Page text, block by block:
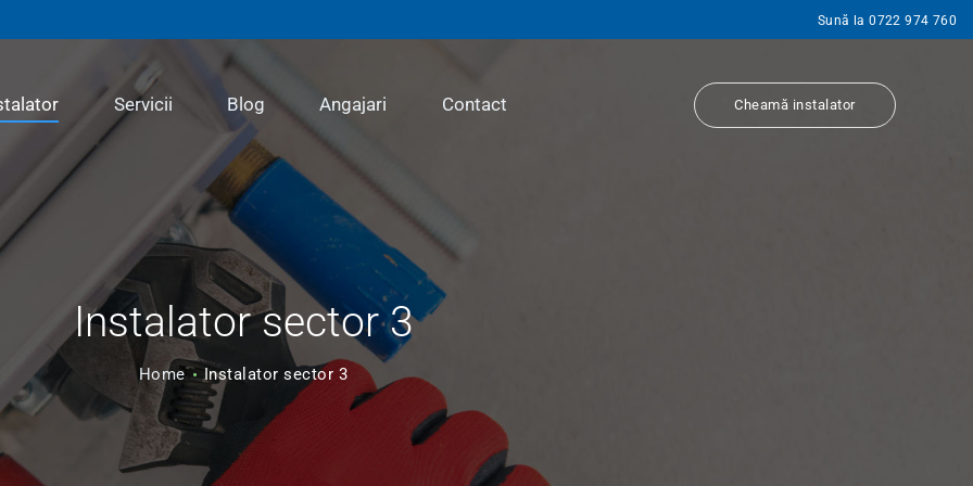
Sună la 0722 974 760
Servicii Blog Angajari Contact Cheamă instalator
Instalator sector 3
Home Instalator sector 3
INSTALATOR
SERVICII
BLOG
ANGAJARI
CONTACT